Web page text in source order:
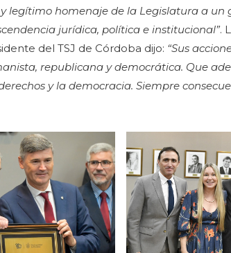
y legítimo homenaje de la Legislatura a un
jurídica, política e institucional”.
del TSJ de Córdoba dijo: “Sus
republicana y democrática. Que
y la democracia. Siempre